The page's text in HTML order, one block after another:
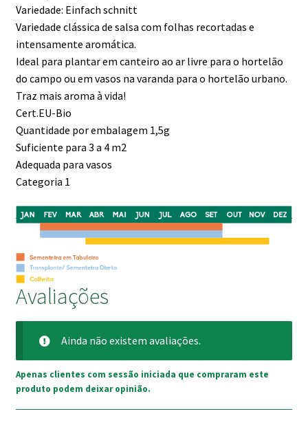
Variedade: Einfach schnitt
Variedade clássica de salsa com folhas recortadas e
intensamente aromática.
Ideal para plantar em canteiro ao ar livre para o hortelão
do campo ou em vasos na varanda para o hortelão urbano.
Traz mais aroma à vida!
Cert.EU-Bio
Quantidade por embalagem 1,5g
Suficiente para 3 a 4 m2
Adequada para vasos
Categoria 1
Avaliações
Ainda não existem avaliações.
Apenas clientes com sessão iniciada que compraram este
produto podem deixar opinião.